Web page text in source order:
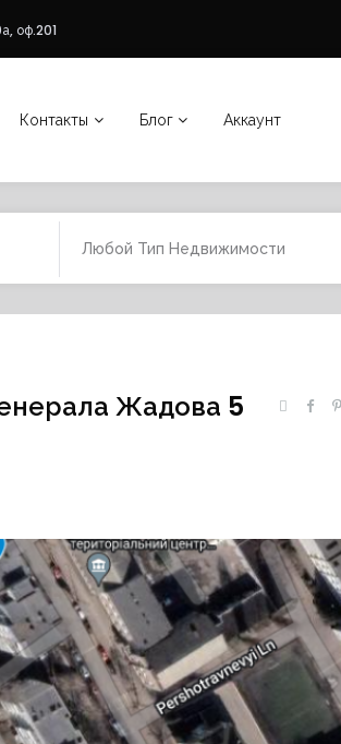
оф.201
Контакты Блог Аккаунт
Любой Тип Недвижимости
Жадова 5